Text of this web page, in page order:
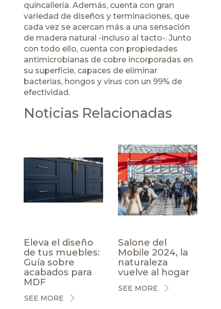
quincallería. Además, cuenta con gran
variedad de diseños y terminaciones, que
cada vez se acercan más a una sensación
de madera natural -incluso al tacto-. Junto
con todo ello, cuenta con propiedades
antimicrobianas de cobre incorporadas en
su superficie, capaces de eliminar
bacterias, hongos y virus con un 99% de
efectividad.
Noticias Relacionadas
Eleva el diseño
de tus muebles:
Guía sobre
acabados para
MDF
SEE MORE
Salone del
Mobile 2024, la
naturaleza
vuelve al hogar
SEE MORE